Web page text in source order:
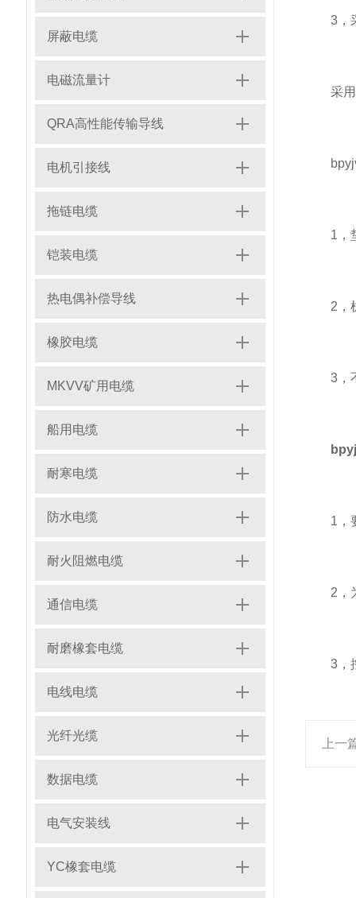
屏蔽电缆
电磁流量计
QRA高性能传输导线
电机引接线
拖链电缆
铠装电缆
热电偶补偿导线
橡胶电缆
MKVV矿用电缆
船用电缆
耐寒电缆
防水电缆
耐火阻燃电缆
通信电缆
耐磨橡套电缆
电线电缆
光纤光缆
数据电缆
电气安装线
YC橡套电缆
3，采
采用半
1，垫
2，机
3，不
1，要
2，为
3，控
上一